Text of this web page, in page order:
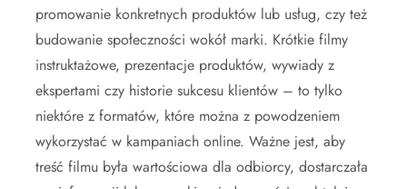
promowanie konkretnych produktów lub usług, czy też
budowanie społeczności wokół marki. Krótkie filmy
instruktażowe, prezentacje produktów, wywiady z
ekspertami czy historie sukcesu klientów – to tylko
niektóre z formatów, które można z powodzeniem
wykorzystać w kampaniach online. Ważne jest, aby
treść filmu była wartościowa dla odbiorcy, dostarczała